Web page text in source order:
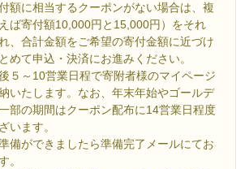
額に相当するクーポンがない場合は、複
ば寄付額10,000円と15,000円）をそれ
、合計金額をご希望の寄付金額に近づけ
めて申込・決済にお進みください。
５～10営業日程で寄附者様のマイページ
いたします。なお、年末年始やゴールデ
部の期間はクーポン配布に14営業日程度
います。
備ができましたら準備完了メールにてお
。